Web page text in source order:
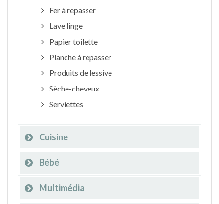
Fer à repasser
Lave linge
Papier toilette
Planche à repasser
Produits de lessive
Sèche-cheveux
Serviettes
Cuisine
Bébé
Multimédia